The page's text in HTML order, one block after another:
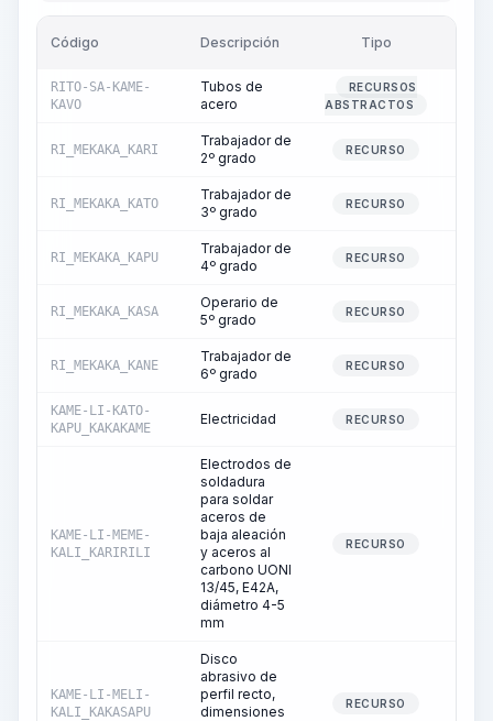
Código Descripción Tipo
RITO-SA-KAME-
KAVO
Tubos de
acero
RECURSOS
ABSTRACTOS
RI_MEKAKA_KARI
Trabajador de
2º grado
RECURSO
RI_MEKAKA_KATO
Trabajador de
3º grado
RECURSO
RI_MEKAKA_KAPU
Trabajador de
4º grado
RECURSO
RI_MEKAKA_KASA
Operario de
5º grado
RECURSO
RI_MEKAKA_KANE
Trabajador de
6º grado
RECURSO
KAME-LI-KATO-
KAPU_KAKAKAME
Electricidad RECURSO
KAME-LI-MEME-
KALI_KARIRILI
Electrodos de
soldadura
para soldar
aceros de
baja aleación
y aceros al
carbono UONI
13/45, E42A,
diámetro 4-5
mm
RECURSO
KAME-LI-MELI-
KALI_KAKASAPU
Disco
abrasivo de
perfil recto,
dimensiones
RECURSO